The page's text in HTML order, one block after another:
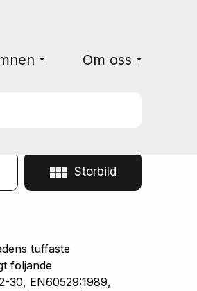
Om oss
Storbild
tuffaste
följande
30, EN60529:1989,